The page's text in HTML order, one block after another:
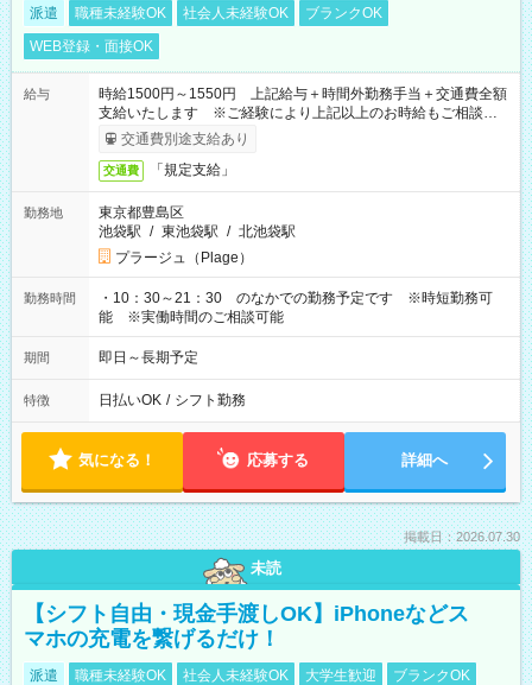
派遣 職種未経験OK 社会人未経験OK
ブランクOK
WEB登録・面接OK
給与
時給1500円～1550円 上記給与＋時間外勤務手当＋交通費全額
支給いたします ※ご経験により上記以上のお時給もご相談させ
ていただきます ※時間外手当はお時給の1.25倍です！
交通費別途支給あり
交通費 「規定支給」
勤務地
東京都豊島区
池袋駅 / 東池袋駅 / 北池袋駅
プラージュ（Plage）
勤務時間
・10：30～21：30 のなかでの勤務予定です ※時短勤務可
能 ※実働時間のご相談可能
期間 即日～長期予定
特徴 日払いOK / シフト勤務
気になる！ 応募する 詳細へ
掲載日：2026.07.30
未読
【シフト自由・現金手渡しOK】iPhoneなどス
マホの充電を繋げるだけ！
派遣 職種未経験OK 社会人未経験OK 大学生歓迎
ブランクOK